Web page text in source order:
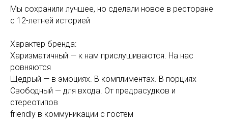
Мы сохранили лучшее, но сделали новое в ресторане
с 12-летней историей
Характер бренда:
Харизматичный — к нам прислушиваются. На нас
ровняются
Щедрый — в эмоциях. В комплиментах. В порциях
Свободный — для входа. От предрасудков и
стереотипов
friendly в коммуникации с гостем